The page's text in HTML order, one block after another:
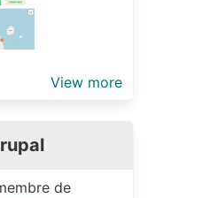
View more
de